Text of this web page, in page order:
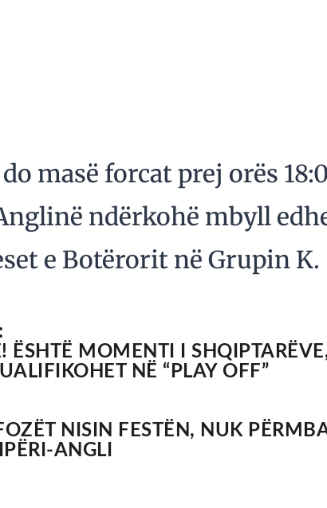
masë forcat prej orës
ndërkohë mbyll
e Botërorit në Grupin K.
ËSHTË MOMENTI I
NË “PLAY OFF”
NISIN FESTËN, NUK
ANGLI